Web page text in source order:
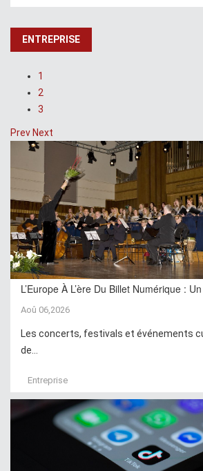
ENTREPRISE
1
2
3
Prev Next
L’Europe À L’ère Du Billet Numérique :
Aoû 06,2026
Les concerts, festivals et événements
de...
Entreprise